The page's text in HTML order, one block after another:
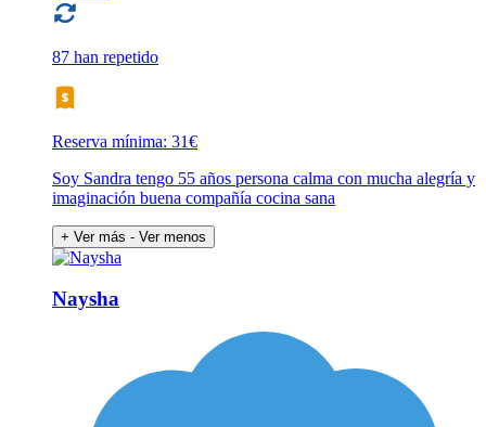
87 han repetido
Reserva mínima: 31€
Soy Sandra tengo 55 años persona calma con mucha alegría y
imaginación buena compañía cocina sana
+ Ver más - Ver menos
Naysha